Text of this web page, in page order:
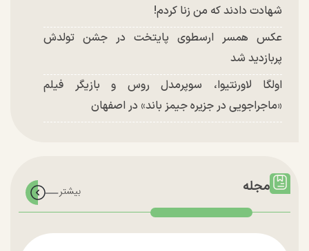
شهادت دادند که من زنا کردم!
عکس همسر ارسطوی پایتخت در جشن تولدش
پربازدید شد
اولگا لاورنتیوا، سوپرمدل روس و بازیگر فیلم
«ماجراجویی در جزیره جیمز باند» در اصفهان
مجله